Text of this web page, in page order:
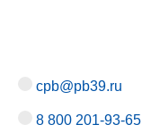
cpb@pb39.ru
8 800 201-93-65